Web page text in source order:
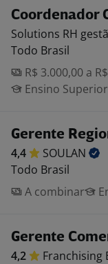
Coordenador
Solutions RH
Todo Brasil
R$ 3.000,00 a
Ensino Superior
Gerente
4,4
SOULAN
Todo Brasil
A combinar
Gerente
4,2 Franchising